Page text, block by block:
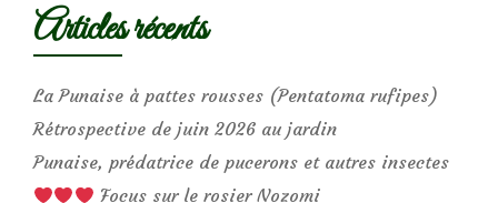
Articles récents
La Punaise à pattes rousses (Pentatoma rufipes)
Rétrospective de juin 2026 au jardin
Punaise, prédatrice de pucerons et autres insectes
Focus sur le rosier Nozomi